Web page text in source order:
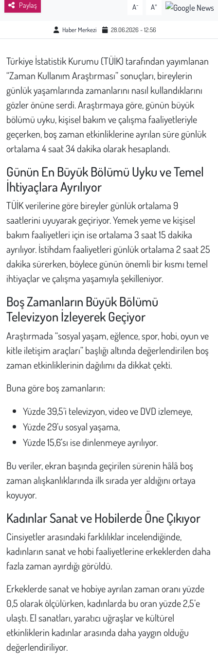
Paylaş A- A+
Haber Merkezi 28.06.2026 - 12:56
Türkiye İstatistik Kurumu (TÜİK) tarafından yayımlanan
“Zaman Kullanım Araştırması” sonuçları, bireylerin
günlük yaşamlarında zamanlarını nasıl kullandıklarını
gözler önüne serdi. Araştırmaya göre, günün büyük
bölümü uyku, kişisel bakım ve çalışma faaliyetleriyle
geçerken, boş zaman etkinliklerine ayrılan süre günlük
ortalama 4 saat 34 dakika olarak hesaplandı.
Günün En Büyük Bölümü Uyku ve Temel
İhtiyaçlara Ayrılıyor
TÜİK verilerine göre bireyler günlük ortalama 9
saatlerini uyuyarak geçiriyor. Yemek yeme ve kişisel
bakım faaliyetleri için ise ortalama 3 saat 15 dakika
ayrılıyor. İstihdam faaliyetleri günlük ortalama 2 saat 25
dakika sürerken, böylece günün önemli bir kısmı temel
ihtiyaçlar ve çalışma yaşamıyla şekilleniyor.
Boş Zamanların Büyük Bölümü
Televizyon İzleyerek Geçiyor
Araştırmada “sosyal yaşam, eğlence, spor, hobi, oyun ve
kitle iletişim araçları” başlığı altında değerlendirilen boş
zaman etkinliklerinin dağılımı da dikkat çekti.
Buna göre boş zamanların:
Yüzde 39,5’i televizyon, video ve DVD izlemeye,
Yüzde 29’u sosyal yaşama,
Yüzde 15,6’sı ise dinlenmeye ayrılıyor.
Bu veriler, ekran başında geçirilen sürenin hâlâ boş
zaman alışkanlıklarında ilk sırada yer aldığını ortaya
koyuyor.
Kadınlar Sanat ve Hobilerde Öne Çıkıyor
Cinsiyetler arasındaki farklılıklar incelendiğinde,
kadınların sanat ve hobi faaliyetlerine erkeklerden daha
fazla zaman ayırdığı görüldü.
Erkeklerde sanat ve hobiye ayrılan zaman oranı yüzde
0,5 olarak ölçülürken, kadınlarda bu oran yüzde 2,5’e
ulaştı. El sanatları, yaratıcı uğraşlar ve kültürel
etkinliklerin kadınlar arasında daha yaygın olduğu
değerlendiriliyor.
Günün İçinden
Vefat İlanları
Tarih
Hukuk
Tarım
Son Dakika
Kent
Eğlence